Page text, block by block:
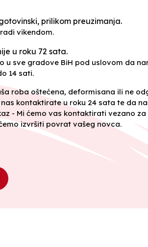
prilikom preuzimanja.
vikendom.
u roku 72 sata.
u sve gradove BiH pod uslovom da
14 sati.
roba oštećena, deformisana ili ne
kontaktirate u roku 24 sata te da
- Mi ćemo vas kontaktirati vezano za
izvršiti povrat vašeg novca.